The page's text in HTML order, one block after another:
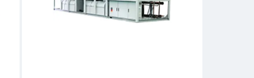
Винтовой (Screw)